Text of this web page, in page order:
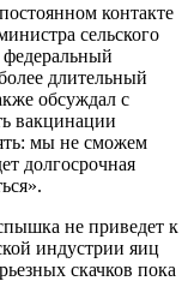
контакте
сельского
длительный
обсуждал с
вакцинации
мы не сможем
долгосрочная
не приведет к
индустрии яиц
скачков пока